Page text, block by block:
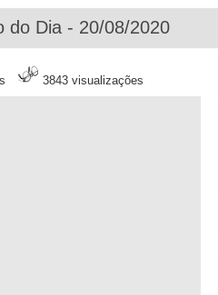
do Dia - 20/08/2020
3843 visualizações